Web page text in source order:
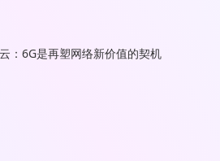
：6G是再塑网络新价值的契机